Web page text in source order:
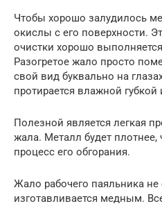
Чтобы хорошо залудилось
окислы с его поверхности.
очистки хорошо
Разогретое жало просто
свой вид буквально на
протирается влажной
Полезной является легкая
жала. Металл будет
процесс его обгорания.
Жало рабочего паяльника не
изготавливается медным.